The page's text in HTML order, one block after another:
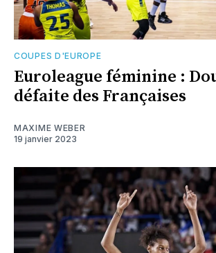
COUPES D'EUROPE
Euroleague féminine :
défaite des Françaises
MAXIME WEBER
19 janvier 2023